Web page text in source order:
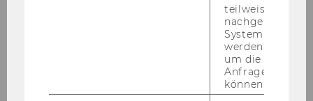
Aktuelles
teilweise von
nachgelagerten
System
werden.
um die Antwort
Anfrage
können.